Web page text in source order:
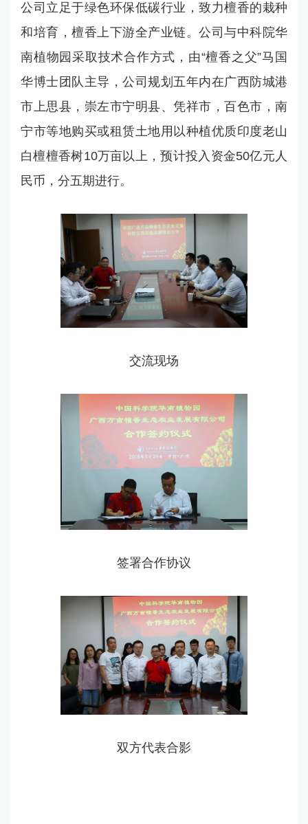
公司立足于绿色环保低碳行业，致力檀香的栽种
和培育，檀香上下游全产业链。公司与中科院华
南植物园采取技术合作方式，由“檀香之父”马国
华博士团队主导，公司规划五年内在广西防城港
市上思县，崇左市宁明县、凭祥市，百色市，南
宁市等地购买或租赁土地用以种植优质印度老山
白檀檀香树10万亩以上，预计投入资金50亿元人
民币，分五期进行。
交流现场
签署合作协议
双方代表合影